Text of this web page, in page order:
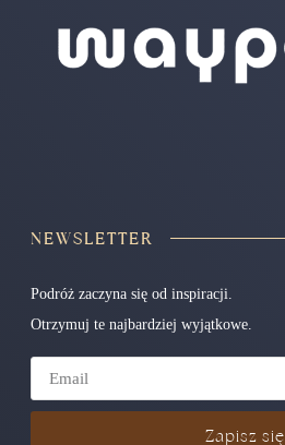
NEWSLETTER
Podróż zaczyna się od inspiracji.
Otrzymuj te najbardziej wyjątkowe.
Zapisz się